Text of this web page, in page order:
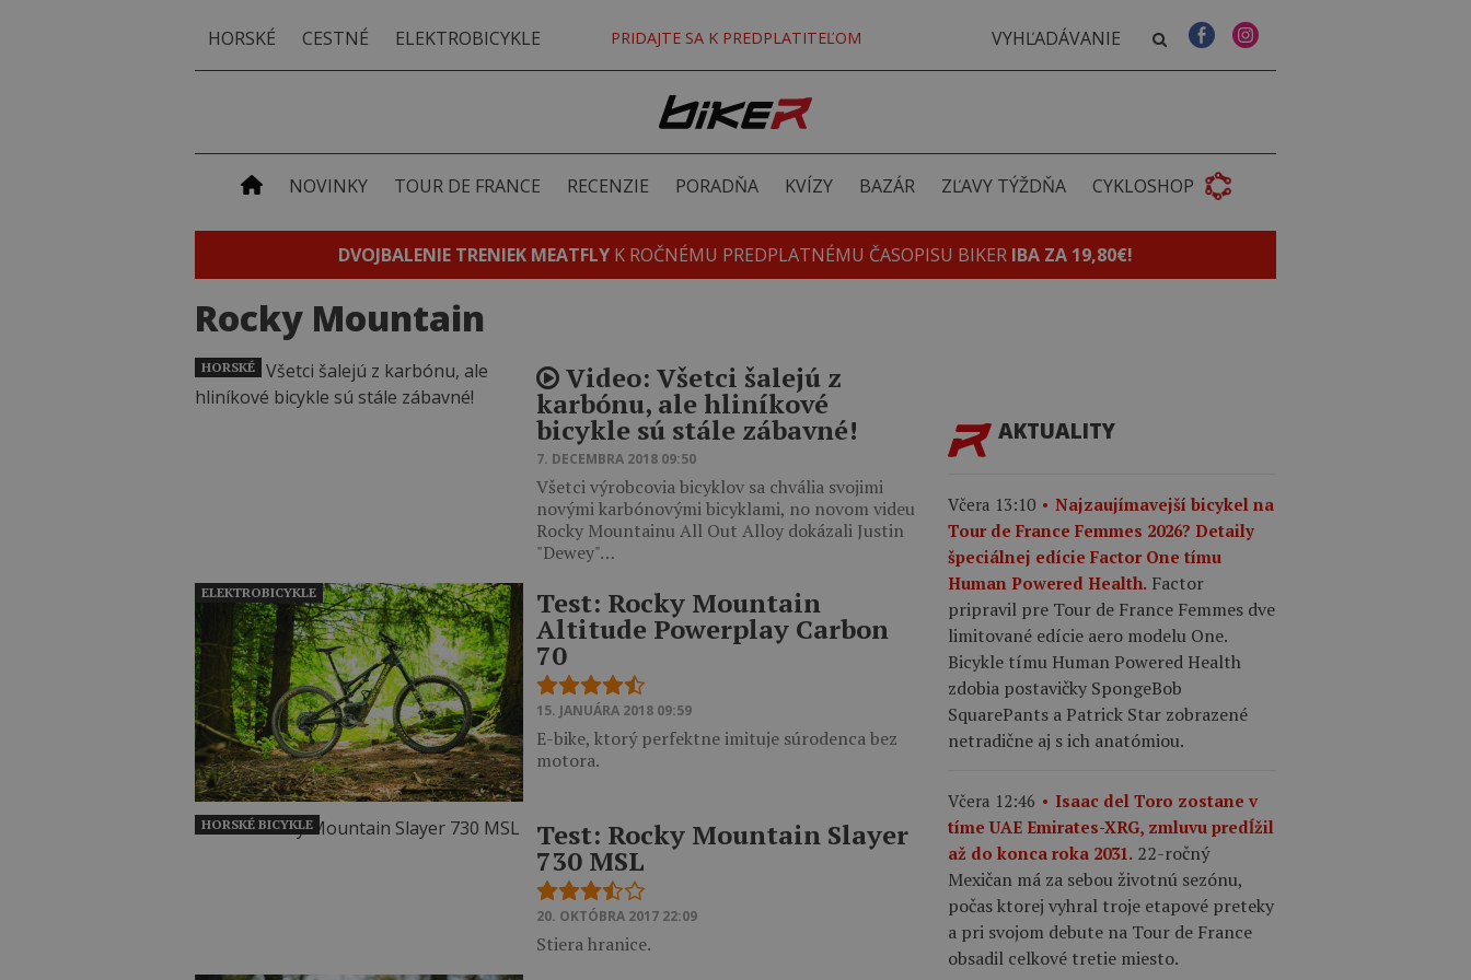
HORSKÉ CESTNÉ ELEKTROBICYKLE PRIDAJTE SA K PREDPLATITEĽOM
NOVINKY TOUR DE FRANCE RECENZIE PORADŇA KVÍZY BAZÁR ZĽAVY TÝŽDŇA CYKLOSHOP
DVOJBALENIE TRENIEK MEATFLY K ROČNÉMU PREDPLATNÉMU ČASOPISU BIKER IBA ZA 19,80€!
Rocky Mountain
Video: Všetci šalejú z
karbónu, ale hliníkové
bicykle sú stále zábavné!
7. DECEMBRA 2018 09:50
Všetci výrobcovia bicyklov sa chvália svojimi
novými karbónovými bicyklami, no novom videu
Rocky Mountainu All Out Alloy dokázali Justin
"Dewey"…
HORSKÉ
Test: Rocky Mountain
Altitude Powerplay Carbon
70
15. JANUÁRA 2018 09:59
E-bike, ktorý perfektne imituje súrodenca bez
motora.
ELEKTROBICYKLE
Test: Rocky Mountain Slayer
730 MSL
20. OKTÓBRA 2017 22:09
Stiera hranice.
HORSKÉ BICYKLE
AKTUALITY
Včera 13:10
Najzaujímavejší bicykel na
Tour de France Femmes 2026? Detaily
špeciálnej edície Factor One tímu
Human Powered Health. Factor
pripravil pre Tour de France Femmes dve
limitované edície aero modelu One.
Bicykle tímu Human Powered Health
zdobia postavičky SpongeBob
SquarePants a Patrick Star zobrazené
netradične aj s ich anatómiou.
Včera 12:46
Isaac del Toro zostane v
tíme UAE Emirates-XRG, zmluvu predĺžil
až do konca roka 2031. 22-ročný
Mexičan má za sebou životnú sezónu,
počas ktorej vyhral troje etapové preteky
a pri svojom debute na Tour de France
obsadil celkové tretie miesto.